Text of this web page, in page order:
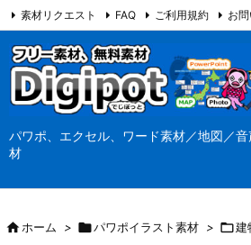
パワポ、エクセル、ワード素材／地図／
材
素材リクエスト FAQ ご利用規約 お
当サイト（Digipot.net）について
ホーム > パワポイラスト素材 > 建